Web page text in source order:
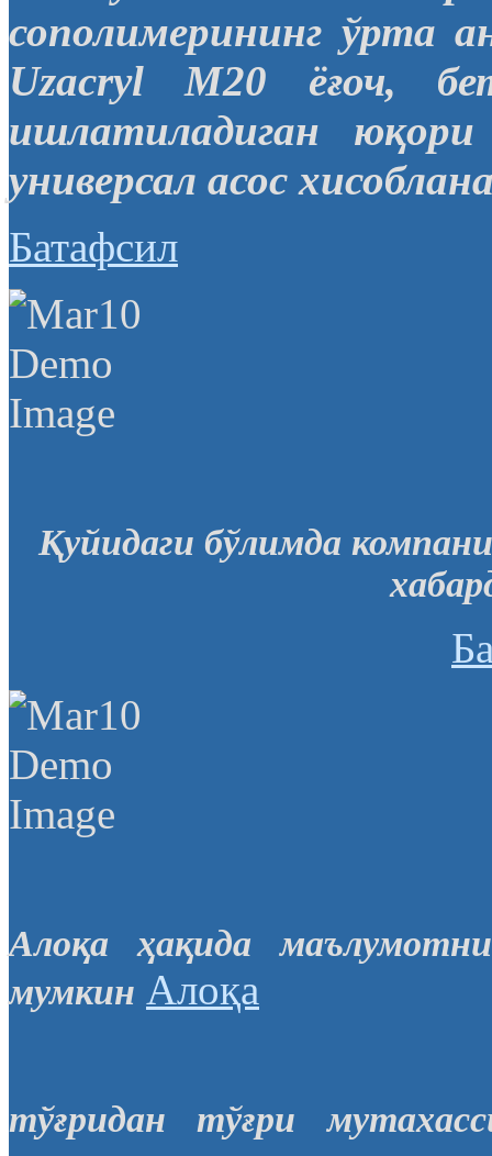
сополимерининг ўрта
Uzacryl M20 ёғоч,
ишлатиладиган
универсал асос
Батафсил
Қуйидаги бўлимда
Алоқа ҳақида
мумкин Алоқа
тўғридан тўғри